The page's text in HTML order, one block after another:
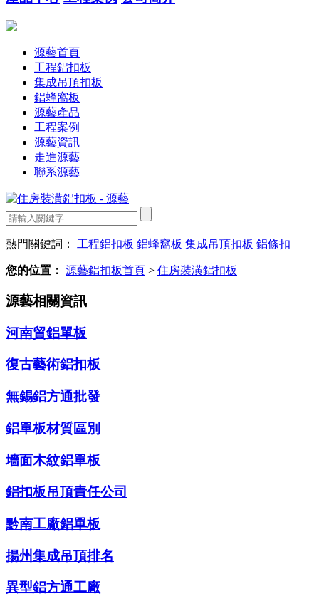
源藝首頁
工程鋁扣板
集成吊頂扣板
鋁蜂窩板
源藝產品
工程案例
源藝資訊
走進源藝
聯系源藝
熱門關鍵詞： 工程鋁扣板 鋁蜂窩板 集成吊頂扣板 鋁條扣
您的位置： 源藝鋁扣板首頁 > 住房裝潢鋁扣板
源藝相關資訊
河南貿鋁單板
復古藝術鋁扣板
無錫鋁方通批發
鋁單板材質區別
墻面木紋鋁單板
鋁扣板吊頂責任公司
黔南工廠鋁單板
揚州集成吊頂排名
異型鋁方通工廠